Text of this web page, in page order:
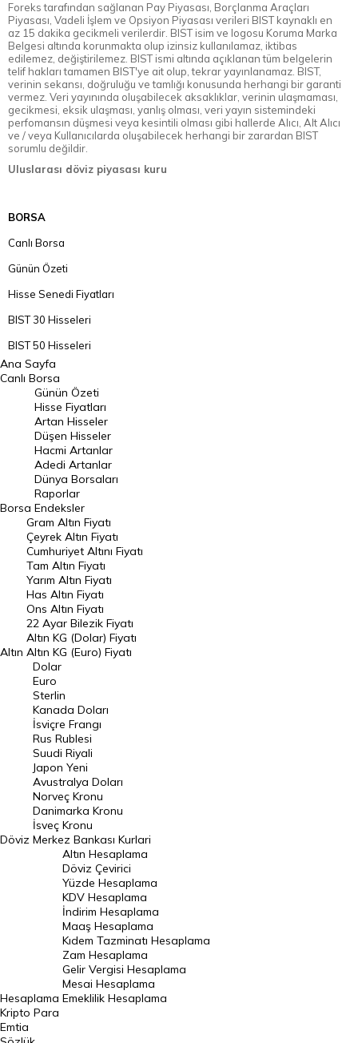
Foreks tarafından sağlanan Pay Piyasası, Borçlanma Araçları
Piyasası, Vadeli İşlem ve Opsiyon Piyasası verileri BIST kaynaklı en
az 15 dakika gecikmeli verilerdir. BIST isim ve logosu Koruma Marka
Belgesi altında korunmakta olup izinsiz kullanılamaz, iktibas
edilemez, değiştirilemez. BIST ismi altında açıklanan tüm belgelerin
telif hakları tamamen BIST'ye ait olup, tekrar yayınlanamaz. BIST,
verinin sekansı, doğruluğu ve tamlığı konusunda herhangi bir garanti
vermez. Veri yayınında oluşabilecek aksaklıklar, verinin ulaşmaması,
gecikmesi, eksik ulaşması, yanlış olması, veri yayın sistemindeki
perfomansın düşmesi veya kesintili olması gibi hallerde Alıcı, Alt Alıcı
ve / veya Kullanıcılarda oluşabilecek herhangi bir zarardan BIST
sorumlu değildir.
Uluslarası döviz piyasası kuru
BORSA
Canlı Borsa
Günün Özeti
Hisse Senedi Fiyatları
BIST 30 Hisseleri
BIST 50 Hisseleri
BIST 100 Hisseleri
En Çok Artan Hisseler
En Çok Düşen Hisseler
Hacmi Artanlar
Geçmiş Kapanışlar
Dünya Borsaları
Raporlar
Endeksler
DÖVİZ
Döviz Kuru
Dolar Kuru
Euro Kuru
Pound Kuru
Frank Kuru
Riyal Kuru
Avustralya Doları
Danimarka Kronu Kuru
Kanada Doları Kuru
Norveç Kronu Kuru
İsveç Kronu Kuru
Japon Yeni Kuru
Serbest Piyasa Döviz Kurları
Merkez Bankası Döviz Kurları
Altın Fiyatları
Gram Altın Fiyatı
Ana Sayfa
Canlı Borsa
Borsa
Günün Özeti
Hisse Fiyatları
Artan Hisseler
Düşen Hisseler
Hacmi Artanlar
Adedi Artanlar
Dünya Borsaları
Raporlar
Endeksler
Altın
Gram Altın Fiyatı
Çeyrek Altın Fiyatı
Cumhuriyet Altını Fiyatı
Tam Altın Fiyatı
Yarım Altın Fiyatı
Has Altın Fiyatı
Ons Altın Fiyatı
22 Ayar Bilezik Fiyatı
Altın KG (Dolar) Fiyatı
Altın KG (Euro) Fiyatı
Döviz
Dolar
Euro
Sterlin
Kanada Doları
İsviçre Frangı
Rus Rublesi
Suudi Riyali
Japon Yeni
Avustralya Doları
Norveç Kronu
Danimarka Kronu
İsveç Kronu
Merkez Bankası Kurlari
Hesaplama
Altın Hesaplama
Döviz Çevirici
Yüzde Hesaplama
KDV Hesaplama
İndirim Hesaplama
Maaş Hesaplama
Kıdem Tazminatı Hesaplama
Zam Hesaplama
Gelir Vergisi Hesaplama
Mesai Hesaplama
Emeklilik Hesaplama
Kripto Para
Emtia